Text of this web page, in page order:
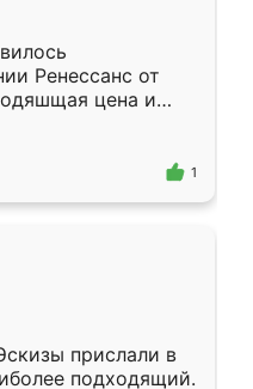
Ренессанс от
цена и
Приехавший
самый
1
прислали в
подходящий.